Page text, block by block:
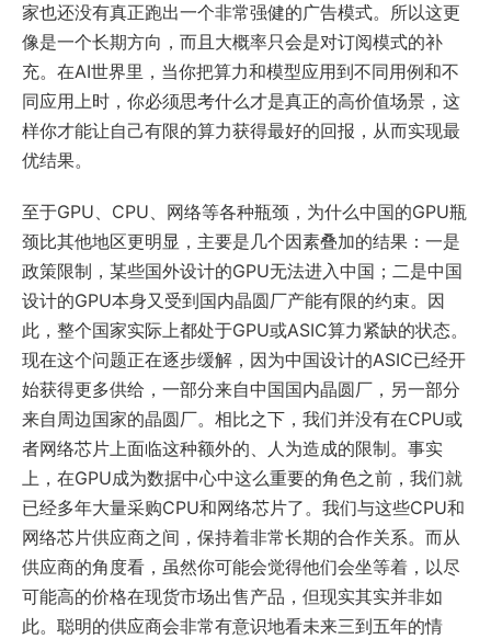
家也还没有真正跑出一个非常强健的广告模式。所以这更
像是一个长期方向，而且大概率只会是对订阅模式的补
充。在AI世界里，当你把算力和模型应用到不同用例和不
同应用上时，你必须思考什么才是真正的高价值场景，这
样你才能让自己有限的算力获得最好的回报，从而实现最
优结果。
至于GPU、CPU、网络等各种瓶颈，为什么中国的GPU瓶
颈比其他地区更明显，主要是几个因素叠加的结果：一是
政策限制，某些国外设计的GPU无法进入中国；二是中国
设计的GPU本身又受到国内晶圆厂产能有限的约束。因
此，整个国家实际上都处于GPU或ASIC算力紧缺的状态。
现在这个问题正在逐步缓解，因为中国设计的ASIC已经开
始获得更多供给，一部分来自中国国内晶圆厂，另一部分
来自周边国家的晶圆厂。相比之下，我们并没有在CPU或
者网络芯片上面临这种额外的、人为造成的限制。事实
上，在GPU成为数据中心中这么重要的角色之前，我们就
已经多年大量采购CPU和网络芯片了。我们与这些CPU和
网络芯片供应商之间，保持着非常长期的合作关系。而从
供应商的角度看，虽然你可能会觉得他们会坐等着，以尽
可能高的价格在现货市场出售产品，但现实其实并非如
此。聪明的供应商会非常有意识地看未来三到五年的情